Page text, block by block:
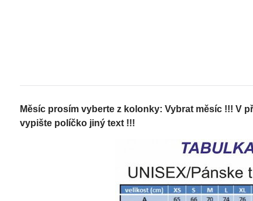
Měsíc prosím vyberte z kolonky: Vybrat měsíc !!! V
vypište políčko jiný text !!!